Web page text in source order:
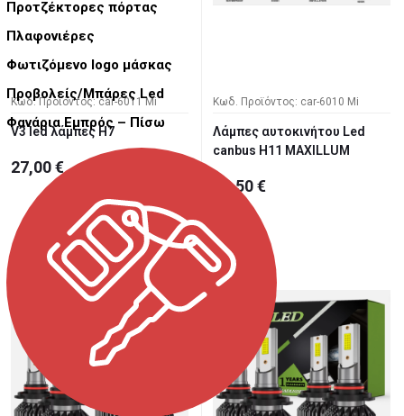
Προτζέκτορες πόρτας
Πλαφονιέρες
Φωτιζόμενο logo μάσκας
Προβολείς/Μπάρες Led
Φανάρια Εμπρός – Πίσω
Κωδ. Προϊόντος: car-6011 Mi
V3 led λάμπες H7
27,00 €
Κωδ. Προϊόντος: car-6010 Mi
Λάμπες αυτοκινήτου Led
canbus H11 MAXILLUM
41,50 €